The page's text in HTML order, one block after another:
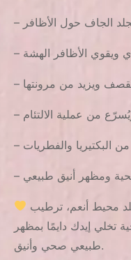
ومظهر أنيق طبيعي
تخلي إيدك دايمًا بمظهر
طبيعي صحي وأنيق.